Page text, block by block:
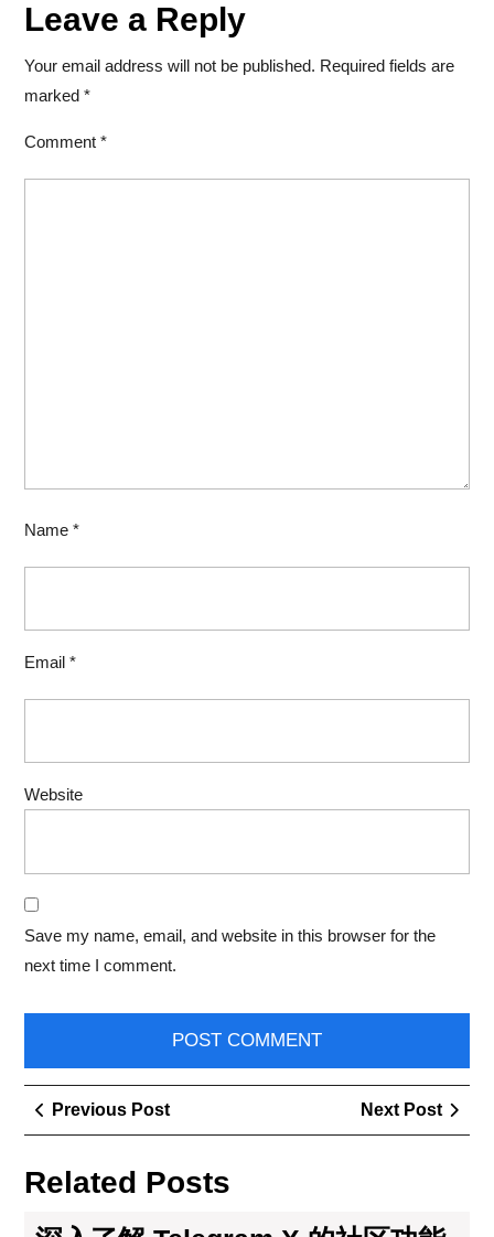
Leave a Reply
Your email address will not be published. Required fields are
marked *
Comment *
Name *
Email *
Website
Save my name, email, and website in this browser for the
next time I comment.
Post
navigation
Previous PostPrevious
Post
Next Post
Next
Post
Related Posts